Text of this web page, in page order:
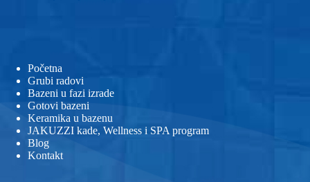
Početna
Grubi radovi
Bazeni u fazi izrade
Gotovi bazeni
Keramika u bazenu
JAKUZZI kade, Wellness i SPA program
Blog
Kontakt